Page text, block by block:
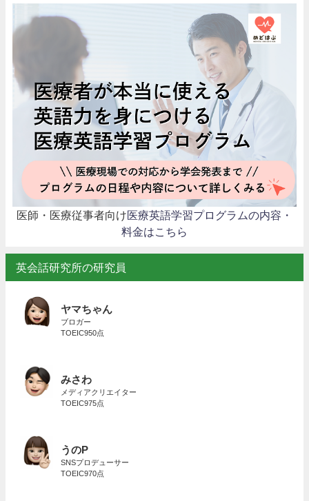
医師・医療従事者向け医療英語学習プログラムの内容・
料金はこちら
英会話研究所の研究員
ヤマちゃん
ブロガー
TOEIC950点
みさわ
メディアクリエイター
TOEIC975点
うのP
SNSプロデューサー
TOEIC970点